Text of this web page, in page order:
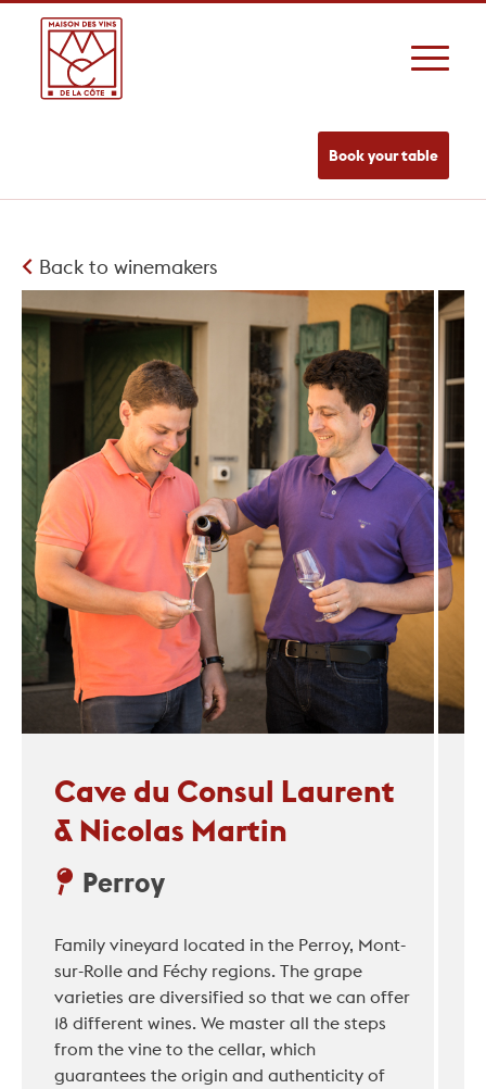
Book your table
Back to winemakers
Cave du Consul Laurent
& Nicolas Martin
Perroy
Family vineyard located in the Perroy, Mont-
sur-Rolle and Féchy regions. The grape
varieties are diversified so that we can offer
18 different wines. We master all the steps
from the vine to the cellar, which
guarantees the origin and authenticity of